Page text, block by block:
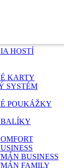
HOSTÍ
KARTY
SYSTÉM
POUKÁŽKY
BALÍKY
BUSINESS
FAMILY